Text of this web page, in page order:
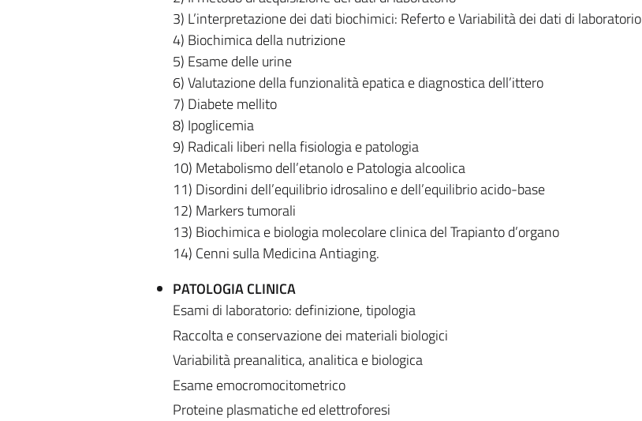
3) L’interpretazione dei dati biochimici: Referto e Variabilità dei dati di laboratorio
4) Biochimica della nutrizione
5) Esame delle urine
6) Valutazione della funzionalità epatica e diagnostica dell’ittero
7) Diabete mellito
8) Ipoglicemia
9) Radicali liberi nella fisiologia e patologia
10) Metabolismo dell’etanolo e Patologia alcoolica
11) Disordini dell’equilibrio idrosalino e dell’equilibrio acido-base
12) Markers tumorali
13) Biochimica e biologia molecolare clinica del Trapianto d’organo
14) Cenni sulla Medicina Antiaging.
PATOLOGIA CLINICA
Esami di laboratorio: definizione, tipologia
Raccolta e conservazione dei materiali biologici
Variabilità preanalitica, analitica e biologica
Esame emocromocitometrico
Proteine plasmatiche ed elettroforesi